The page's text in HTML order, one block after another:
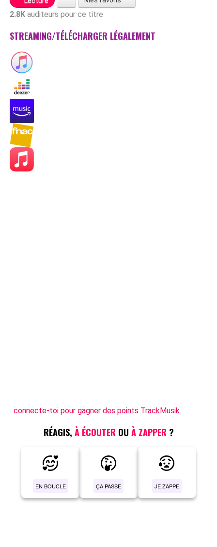
2.8K auditeurs pour ce titre
STREAMING/TÉLÉCHARGER LÉGALEMENT
connecte-toi pour gagner des points TrackMusik
RÉAGIS, À ÉCOUTER OU À ZAPPER ?
EN BOUCLE ÇA PASSE JE ZAPPE